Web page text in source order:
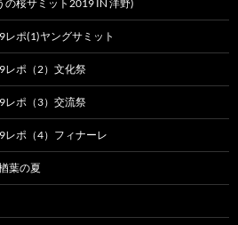
桜サミット2019 IN 洋野)
ポ(1)ヤングサミット
レポ（2）文化祭
レポ（3）交流祭
レポ（4）フィナーレ
葉の夏